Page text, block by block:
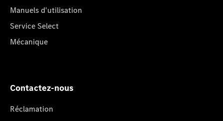
Manuels d'utilisation
Service Select
Mécanique
Contactez-nous
Réclamation